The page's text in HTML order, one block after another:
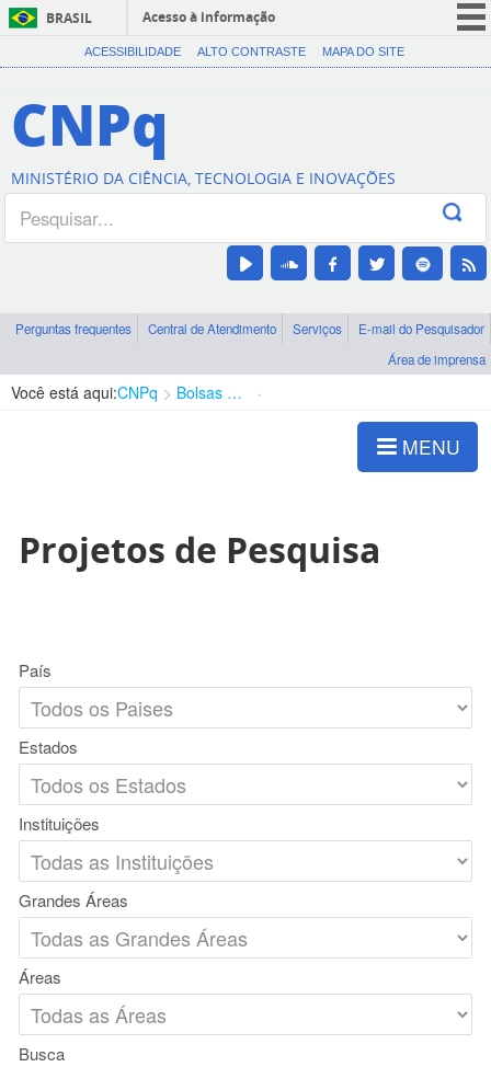
BRASIL
Acesso à informação
CORONAVÍRUS (COVID-19)
Canais
ACESSIBILIDADE ALTO CONTRASTE MAPA DO SITE
CNPq
MINISTÉRIO DA CIÊNCIA, TECNOLOGIA E INOVAÇÕES
Perguntas frequentes Central de Atendimento Serviços
E-mail do Pesquisador
Área de imprensa
Você está aqui:CNPq Bolsas e Auxílios Vigentes
MENU
Projetos de Pesquisa
País
Estados
Instituições
Grandes Áreas
Áreas
Busca